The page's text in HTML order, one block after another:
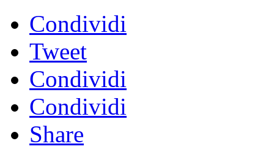
Condividi
Tweet
Condividi
Condividi
Share